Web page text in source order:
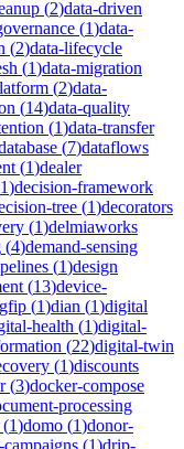
(2)data-driven
(1)data-
(2)data-lifecycle
(1)data-migration
(2)data-
(14)data-quality
(1)data-transfer
(7)dataflows
(1)dealer
1)decision-framework
tree (1)decorators
(1)delmiaworks
(4)demand-sensing
(1)design
(13)device-
(1)dian (1)digital
health (1)digital-
(22)digital-twin
(1)discounts
(3)docker-compose
processing
(1)domo (1)donor-
(1)drip-